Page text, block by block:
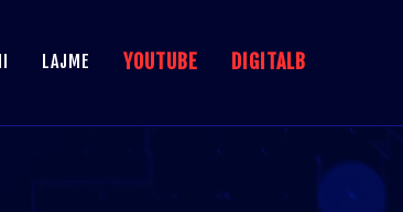
LAJME YOUTUBE DIGITALB